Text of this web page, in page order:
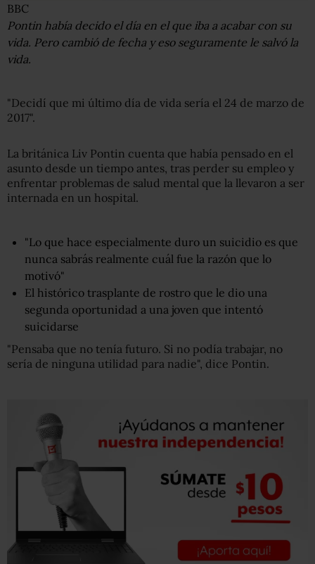
BBC
Pontin había decido el día en el que iba a acabar con su
vida. Pero cambió de fecha y eso seguramente le salvó la
vida.
"Decidí que mi último día de vida sería el 24 de marzo de
2017".
La británica Liv Pontin cuenta que había pensado en el
asunto desde un tiempo antes, tras perder su empleo y
enfrentar problemas de salud mental que la llevaron a ser
internada en un hospital.
"Lo que hace especialmente duro un suicidio es que
nunca sabrás realmente cuál fue la razón que lo
motivó"
El histórico trasplante de rostro que le dio una
segunda oportunidad a una joven que intentó
suicidarse
"Pensaba que no tenía futuro. Si no podía trabajar, no
sería de ninguna utilidad para nadie", dice Pontin.